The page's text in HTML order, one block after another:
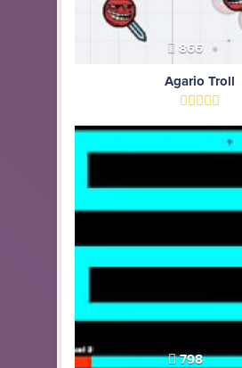
866
Agario Troll
798